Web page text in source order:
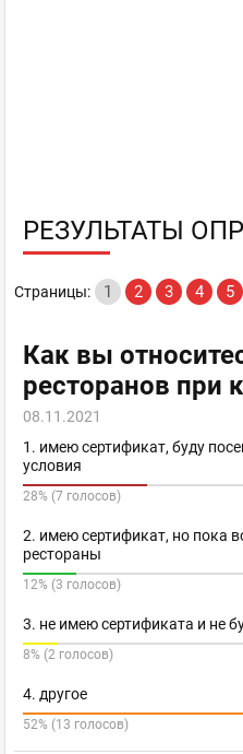
РЕЗУЛЬТАТЫ
Страницы: 1 2 3 4 5
Как вы
ресторанов при
08.11.2021
1. имею сертификат, буду
условия
28% (7 голосов)
2. имею сертификат, но пока
рестораны
12% (3 голосов)
3. не имею сертификата и не
8% (2 голосов)
4. другое
52% (13 голосов)